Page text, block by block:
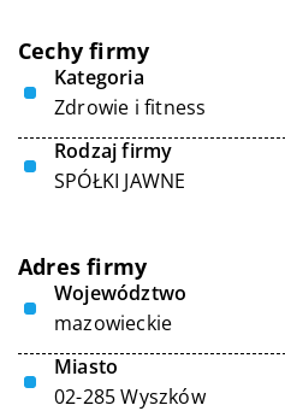
Cechy firmy
Kategoria
Zdrowie i fitness
Rodzaj firmy
SPÓŁKI JAWNE
Adres firmy
Województwo
mazowieckie
Miasto
02-285 Wyszków